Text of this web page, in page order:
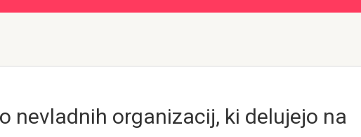
nevladnih organizacij, ki delujejo na